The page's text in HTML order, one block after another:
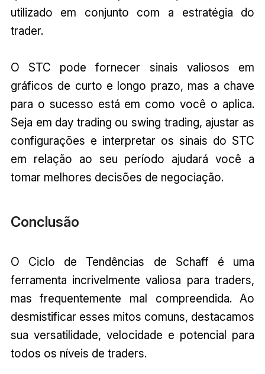
utilizado em conjunto com a estratégia do
trader.
O STC pode fornecer sinais valiosos em
gráficos de curto e longo prazo, mas a chave
para o sucesso está em como você o aplica.
Seja em day trading ou swing trading, ajustar as
configurações e interpretar os sinais do STC
em relação ao seu período ajudará você a
tomar melhores decisões de negociação.
Conclusão
O Ciclo de Tendências de Schaff é uma
ferramenta incrivelmente valiosa para traders,
mas frequentemente mal compreendida. Ao
desmistificar esses mitos comuns, destacamos
sua versatilidade, velocidade e potencial para
todos os níveis de traders.